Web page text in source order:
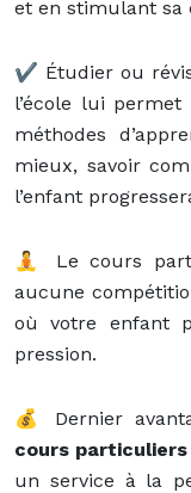
et en stimulant sa
✔️ Étudier ou
l’école lui permet
méthodes
mieux, savoir
l’enfant
🧘 Le cours
aucune
où votre enfant
pression.
💰 Dernier
cours
un service à la